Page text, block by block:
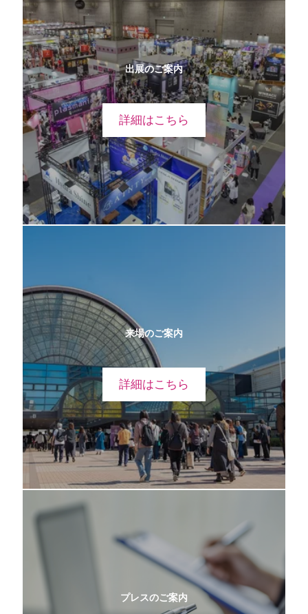
出展のご案内
詳細はこちら
来場のご案内
詳細はこちら
プレスのご案内